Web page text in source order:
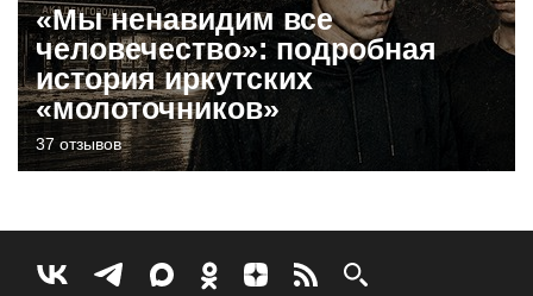
«Мы ненавидим все
человечество»: подробная
история иркутских
«молоточников»
37 отзывов